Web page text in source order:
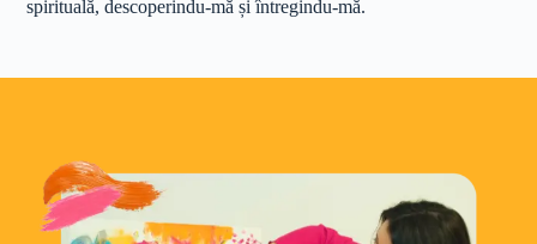
spirituală, descoperindu-mă și întregindu-mă.